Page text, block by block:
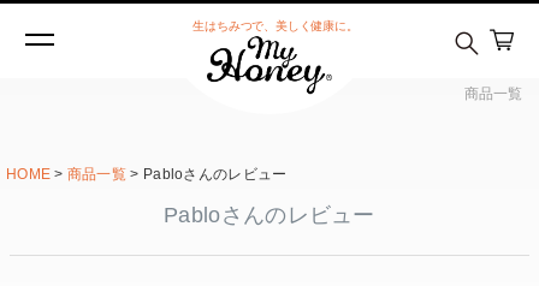
商品一覧
生はちみつで、美しく健康に。
HOME 商品一覧 Pabloさんのレビュー
Pabloさんのレビュー